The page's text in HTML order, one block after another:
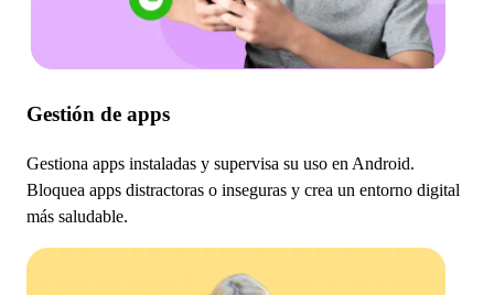
Gestión de apps
Gestiona apps instaladas y supervisa su uso en Android.
Bloquea apps distractoras o inseguras y crea un entorno digital
más saludable.